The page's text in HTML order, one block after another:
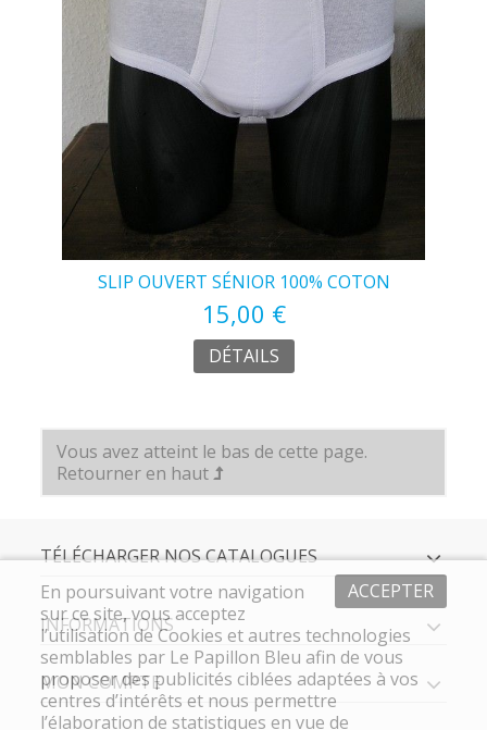
SLIP OUVERT SÉNIOR 100% COTON
15,00 €
DÉTAILS
Vous avez atteint le bas de cette page.
Retourner en haut
TÉLÉCHARGER NOS CATALOGUES
INFORMATIONS
MON COMPTE
ACCEPTER
En poursuivant votre navigation
sur ce site, vous acceptez
l’utilisation de Cookies et autres technologies
semblables par Le Papillon Bleu afin de vous
proposer des publicités ciblées adaptées à vos
centres d’intérêts et nous permettre
l’élaboration de statistiques en vue de